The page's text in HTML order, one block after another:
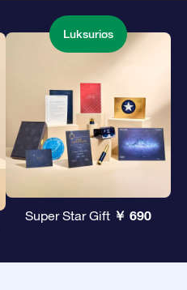
Luksuriøs
Super Star Gift ￥ 690